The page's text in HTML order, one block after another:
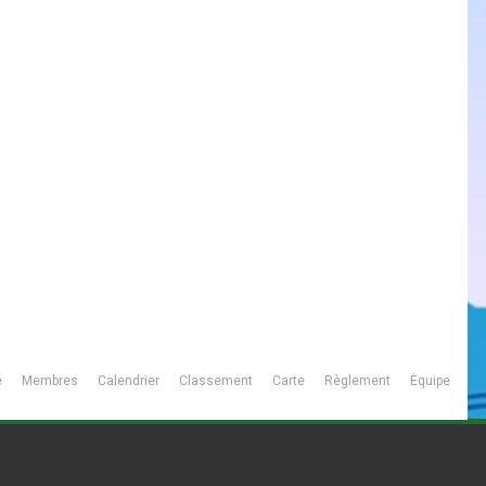
Membres Calendrier Classement Carte Règlement Équipe